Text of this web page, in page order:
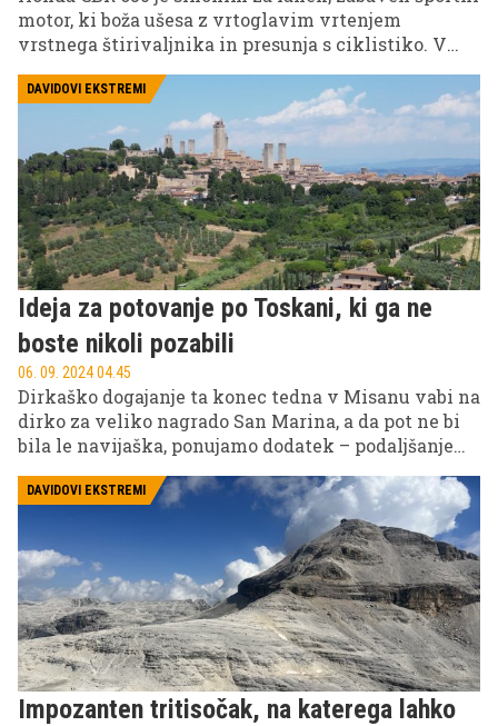
motor, ki boža ušesa z vrtoglavim vrtenjem
vrstnega štirivaljnika in presunja s ciklistiko. V
enim R pa bolj cestno uprabnost s kanček večjim
udobjem in odprtemu prometu primernejšo zalogo
moči. A tokrat prinaša še eno novotarijo za
prijetnejšo vožnjo – elektronsko sklopko.
DAVIDOVI EKSTREMI
Ideja za potovanje po Toskani, ki ga ne
boste nikoli pozabili
06. 09. 2024 04.45
Dirkaško dogajanje ta konec tedna v Misanu vabi na
dirko za veliko nagrado San Marina, a da pot ne bi
bila le navijaška, ponujamo dodatek – podaljšanje
in najzabavnejšem delu – prek Toskane na zahodno
obalo Italije. Na področju, kjer je pot sama enako
zanimiv cilj kot vsi veličastni cilji ob poti.
DAVIDOVI EKSTREMI
Impozanten tritisočak, na katerega lahko